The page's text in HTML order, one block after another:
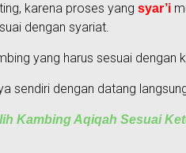
karena proses yang syar’i
dengan syariat.
yang harus sesuai
sendiri dengan datang
Kambing Aqiqah Sesuai